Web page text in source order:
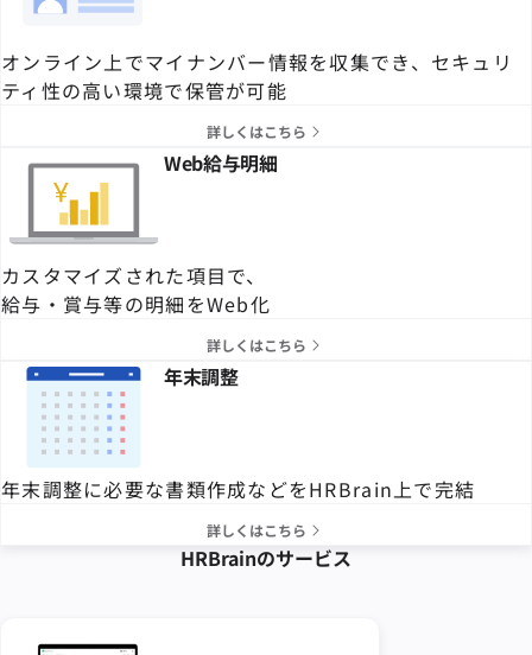
オンライン上でマイナンバー情報を収集でき、セキュリ
ティ性の高い環境で保管が可能
詳しくはこちら
Web給与明細
カスタマイズされた項目で、
給与・賞与等の明細をWeb化
詳しくはこちら
年末調整
年末調整に必要な書類作成などをHRBrain上で完結
詳しくはこちら
HRBrainのサービス